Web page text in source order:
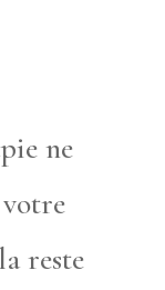
ne
reste